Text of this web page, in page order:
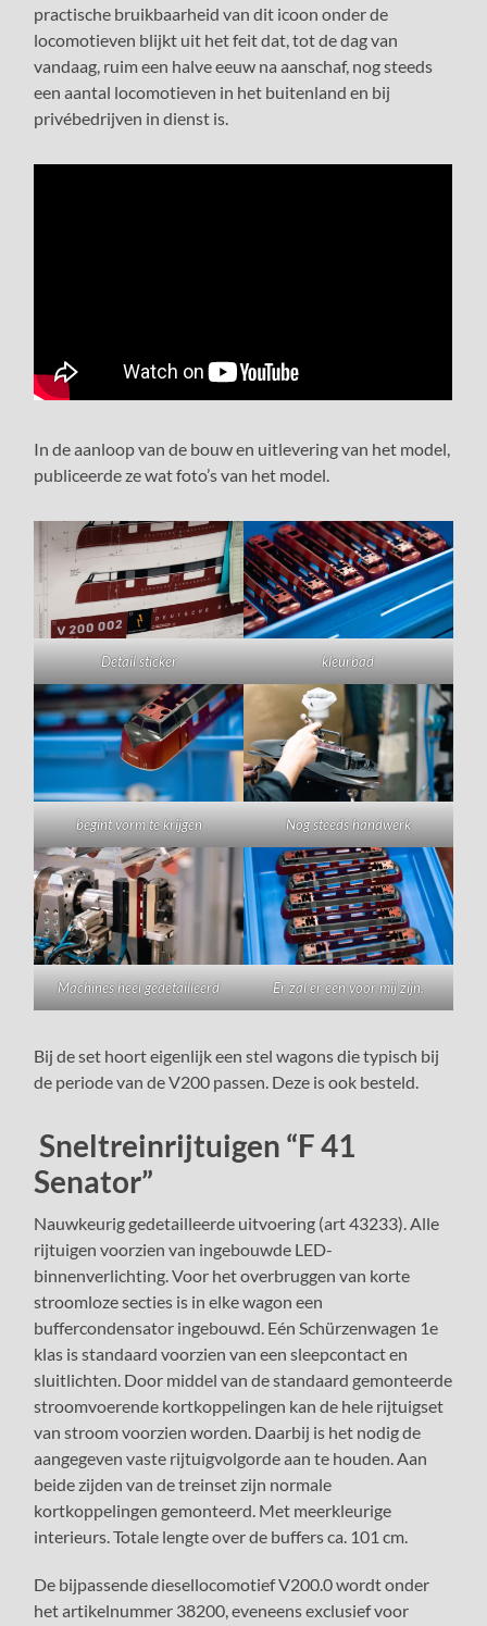
practische bruikbaarheid van dit icoon onder de
locomotieven blijkt uit het feit dat, tot de dag van
vandaag, ruim een halve eeuw na aanschaf, nog steeds
een aantal locomotieven in het buitenland en bij
privébedrijven in dienst is.
In de aanloop van de bouw en uitlevering van het model,
publiceerde ze wat foto’s van het model.
Detail sticker kleurbad
begint vorm te krijgen Nog steeds handwerk
Machines heel gedetailleerd Er zal er een voor mij zijn.
Bij de set hoort eigenlijk een stel wagons die typisch bij
de periode van de V200 passen. Deze is ook besteld.
Sneltreinrijtuigen “F 41
Senator”
Nauwkeurig gedetailleerde uitvoering (art 43233). Alle
rijtuigen voorzien van ingebouwde LED-
binnenverlichting. Voor het overbruggen van korte
stroomloze secties is in elke wagon een
buffercondensator ingebouwd. Eén Schürzenwagen 1e
klas is standaard voorzien van een sleepcontact en
sluitlichten. Door middel van de standaard gemonteerde
stroomvoerende kortkoppelingen kan de hele rijtuigset
van stroom voorzien worden. Daarbij is het nodig de
aangegeven vaste rijtuigvolgorde aan te houden. Aan
beide zijden van de treinset zijn normale
kortkoppelingen gemonteerd. Met meerkleurige
interieurs. Totale lengte over de buffers ca. 101 cm.
De bijpassende diesellocomotief V200.0 wordt onder
het artikelnummer 38200, eveneens exclusief voor